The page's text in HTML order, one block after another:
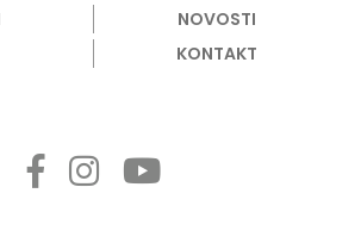
NOVOSTI
KONTAKT